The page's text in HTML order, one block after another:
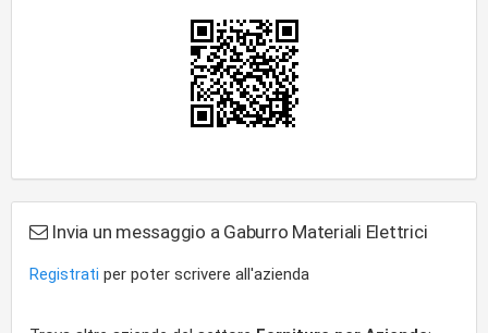
Invia un messaggio a Gaburro Materiali Elettrici
Registrati per poter scrivere all'azienda